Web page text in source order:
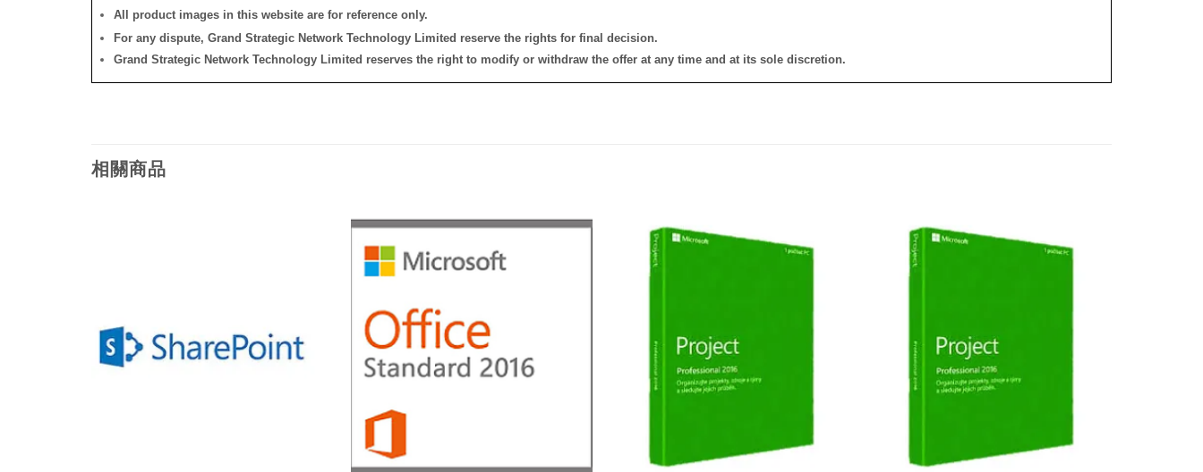
All product images in this website are for reference only.
For any dispute, Grand Strategic Network Technology Limited reserve the rights for final decision.
Grand Strategic Network Technology Limited reserves the right to modify or withdraw the offer at any time and at its sole discretion.
相關商品